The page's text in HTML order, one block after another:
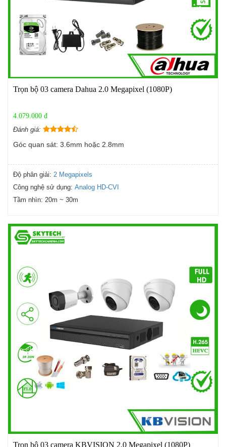
Trọn bộ 03 camera Dahua 2.0 Megapixel (1080P)
4.079.000 đ
Đánh giá:
Góc quan sát: 3.6mm hoặc 2.8mm
Độ phân giải: 2 Megapixels
Công nghệ sử dụng: Analog HD-CVI
Tầm nhìn: 20m ~ 30m
Trọn bộ 03 camera KBVISION 2.0 Megapixel (1080P)